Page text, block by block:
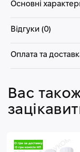
Основні
Відгуки (0)
Оплата та
Вас